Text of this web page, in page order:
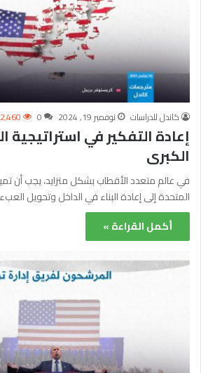
كاندل للدراسات نوفمبر 19, 2024 0 2٬460
إعادة التفكير في استراتيجية
الكبرى
في عالم متعدد الأقطاب بشكل متزايد، يجب أن
المتحدة إلى إعادة البناء في الداخل وتحويل
أكمل القراءة »